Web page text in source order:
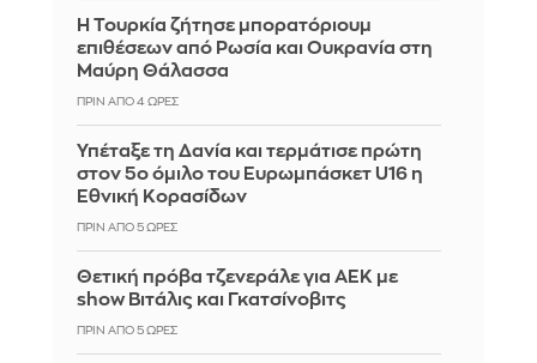
Η Τουρκία ζήτησε μπορατόριουμ
επιθέσεων από Ρωσία και Ουκρανία στη
Μαύρη Θάλασσα
ΠΡΙΝ ΑΠΌ 4 ΏΡΕΣ
Υπέταξε τη Δανία και τερμάτισε πρώτη
στον 5ο όμιλο του Ευρωμπάσκετ U16 η
Εθνική Κορασίδων
ΠΡΙΝ ΑΠΌ 5 ΏΡΕΣ
Θετική πρόβα τζενεράλε για ΑΕΚ με
show Βιτάλις και Γκατσίνοβιτς
ΠΡΙΝ ΑΠΌ 5 ΏΡΕΣ